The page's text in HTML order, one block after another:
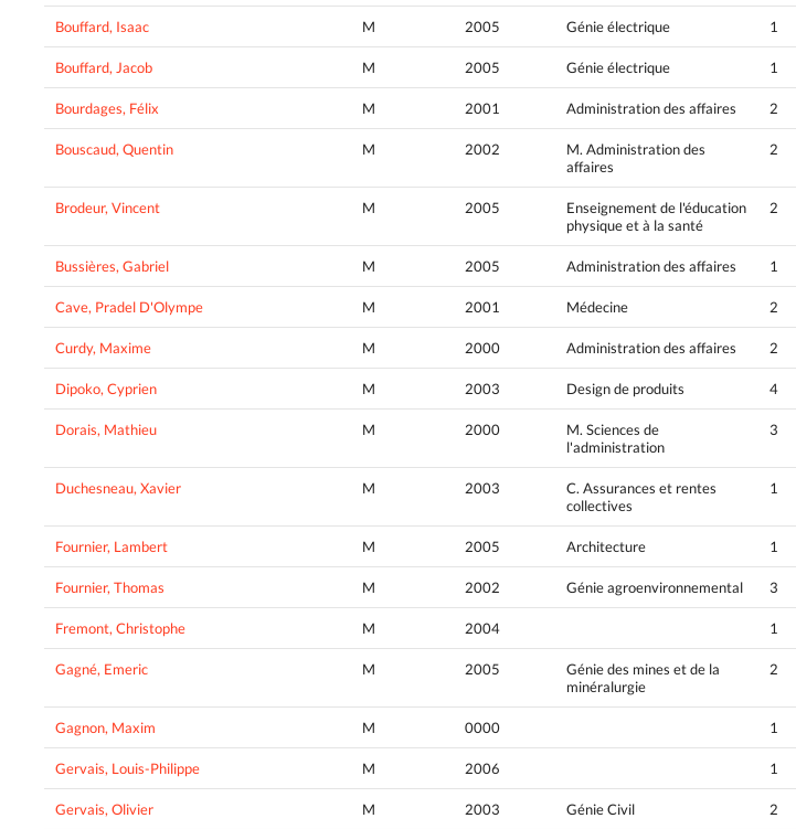
Bouffard, Isaac M 2005 Génie électrique 1
Bouffard, Jacob M 2005 Génie électrique 1
Bourdages, Félix M 2001 Administration des affaires 2
Bouscaud, Quentin M 2002
M. Administration des
affaires
2
Brodeur, Vincent M 2005
Enseignement de l'éducation
physique et à la santé
2
Bussières, Gabriel M 2005 Administration des affaires 1
Cave, Pradel D'Olympe M 2001 Médecine 2
Curdy, Maxime M 2000 Administration des affaires 2
Dipoko, Cyprien M 2003 Design de produits 4
Dorais, Mathieu M 2000
M. Sciences de
l'administration
3
Duchesneau, Xavier M 2003
C. Assurances et rentes
collectives
1
Fournier, Lambert M 2005 Architecture 1
Fournier, Thomas M 2002 Génie agroenvironnemental 3
Fremont, Christophe M 2004 1
Gagné, Emeric M 2005
Génie des mines et de la
minéralurgie
2
Gagnon, Maxim M 0000 1
Gervais, Louis-Philippe M 2006 1
Gervais, Olivier M 2003 Génie Civil 2